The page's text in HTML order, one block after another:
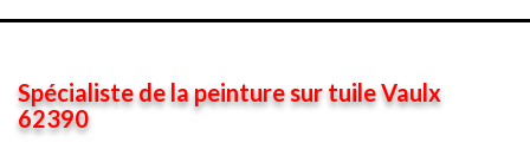
Spécialiste de la peinture sur tuile Vaulx
62390